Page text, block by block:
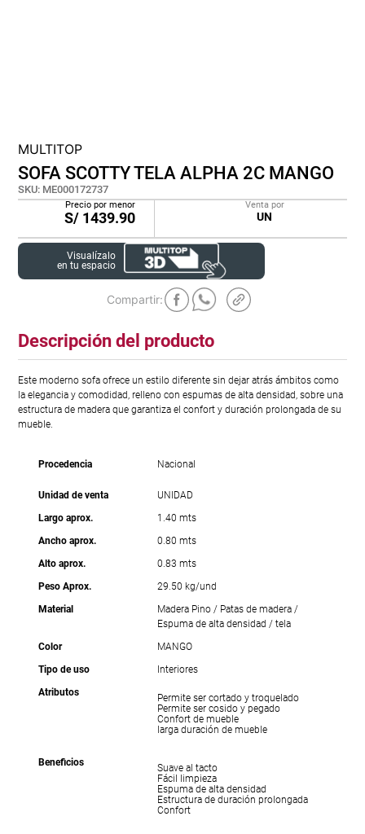
MULTITOP
SOFA SCOTTY TELA ALPHA 2C MANGO
SKU: ME000172737
Precio por menor
S/ 1439.90
Venta por
UN
Visualízalo
en tu espacio
Descripción del producto
Este moderno sofa ofrece un estilo diferente sin dejar atrás ámbitos como
la elegancia y comodidad, relleno con espumas de alta densidad, sobre una
estructura de madera que garantiza el confort y duración prolongada de su
mueble.
Procedencia Nacional
Unidad de venta
UNIDAD
Largo aprox.
1.40 mts
Ancho aprox.
0.80 mts
Alto aprox.
0.83 mts
Peso Aprox.
29.50 kg/und
Material
Madera Pino / Patas de madera /
Espuma de alta densidad / tela
Color
MANGO
Tipo de uso
Interiores
Atributos
Permite ser cortado y troquelado
Permite ser cosido y pegado
Confort de mueble
larga duración de mueble
Beneficios
Suave al tacto
Fácil limpieza
Espuma de alta densidad
Estructura de duración prolongada
Confort